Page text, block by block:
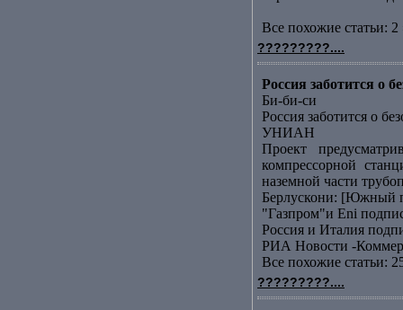
Все похожие статьи: 2
?????????....
Россия заботится о
Би-би-си
Россия заботится о
УНИАН
Проект
компрессорной
наземной части
Берлускони: [Южный
"Газпром"и Еni
Россия и Италия
РИА Новости -
Все похожие статьи:
?????????....